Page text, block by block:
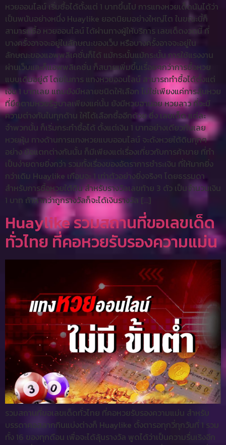
หวยออนไลน์ เริ่มซื้อได้ตั้งแต่ 1 บาทขึ้นไป การแทงหวยเด็ดนับได้ว่า
เป็นพนันอย่างหนึ่ง Huaylike ยอดนิยมอย่างใหญ่โต ในขณะนี้ก็
สามารถซื้อ หวยออนไลน์ ได้ผ่านทางผู้ให้บริการ เลขเด็ดงวดนี้ ที่
บางครั้งอาจจะอยู่ในลักษณะของเว็บ หรือบางครั้งอาจจะอยู่ใน
ลักษณะของแอพพลิเคชั่นก็ได้ แม้กระนั้นแม้กระนั้น การใช้แรงงาน
ผ่านเว็บและก็แอพพลิเคชั่น ก็สบายเพิ่มขึ้นเรื่อยๆกว่าการซื้อหวย
แบบเดิมอยู่ดี โดยในการ แทงหวยออนไลน์ สามารถทำซื้อได้ตั้งแต่
เงิน 1 บาทเลย แถมยังมีหลายชนิดให้เลือก ไม่ใช่เพียงแค่การลุ้นหวย
ที่ยึดตามหวยรัฐบาลเพียงแค่นั้น ยังมีหวยฮานอย หวยลาว ที่จะมี
ความต่างกันในทุกด้าน ให้ได้เลือกซื้ออีกด้วย ซึ่ง เลขเด็ด แต่ละ
จำพวกนั้น ก็เริ่มกระทำซื้อได้ ตั้งแต่เงิน 1 บาทอย่างเดียวกันเลย
หวยหุ้น ทางด้านการแทงหวยแบบออนไลน์ จะดังหวยใต้ดินทุกๆ
อย่าง ข้อแตกต่างกันนั้น ก็มีเพียงแต่เรื่องเกี่ยวกับการค้าขาย ที่ทำ
เป็นง่ายดายยิ่งกว่า รวมทั้งเรื่องของอัตราการชำระเงิน ที่ให้มากยิ่ง
กว่าเดิม Huaylike เกือบจะ 1 เท่าตัวอย่างยิ่งจริงๆ โดยธรรมดา
สำหรับการซื้อหวยใต้ดิน สำหรับรางวัลเลขท้าย 3 ตัว เป็นจำนวนเงิน
1 บาท ถ้าหากว่าถูกรางวัลก็จะได้เงินรางวัล […]
Huaylike รวมสถานที่ขอเลขเด็ด
ทั่วไทย ที่คอหวยรับรองความแม่น
รวมสถานที่ขอเลขเด็ดทั่วไทย ที่คอหวยรับรองความแม่น สำหรับ
บรรดาคอสลากกินแบ่งต่างก็ Huaylike ตั้งตารอทุกวี่ทุกวันที่ 1 รวม
ทั้ง 16 ของทุกดือน เพื่อจะได้ลุ้นรางวัล พูดได้ว่าเป็นความรื่นเริงอีก